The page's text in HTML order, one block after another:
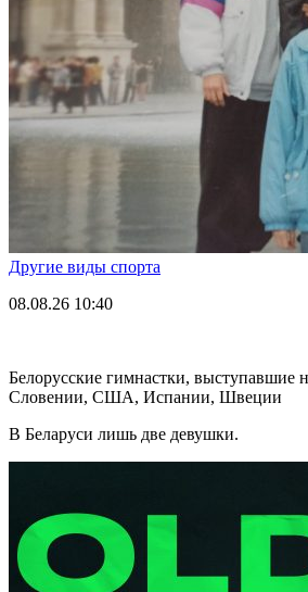
Другие виды спорта
08.08.26 10:40
Белорусские гимнастки, выступавшие
Словении, США, Испании, Швеции
В Беларуси лишь две девушки.